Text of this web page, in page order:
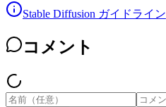
Stable Diffusion ガイドライン
コメント